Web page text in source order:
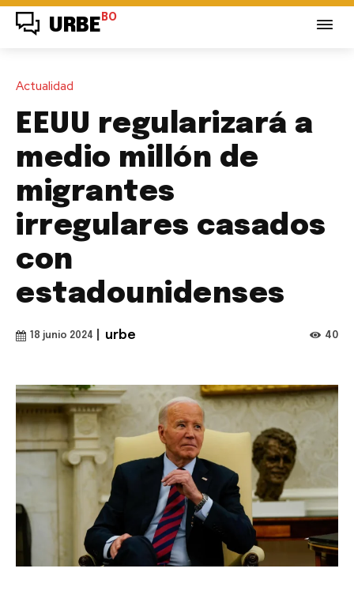
URBE BO
Actualidad
EEUU regularizará a
medio millón de
migrantes
irregulares casados
con
estadounidenses
18 junio 2024 urbe 40